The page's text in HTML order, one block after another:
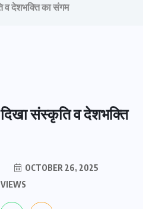
व देशभक्ति का संगम
संस्कृति व देशभक्ति
OCTOBER 26, 2025